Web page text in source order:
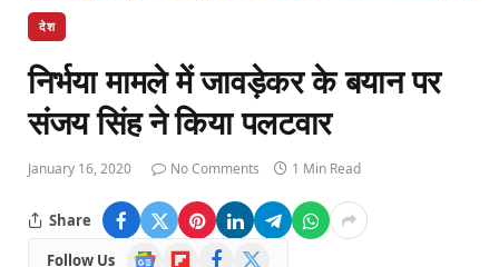
देश
निर्भया मामले में जावड़ेकर के बयान पर
संजय सिंह ने किया पलटवार
January 16, 2020 No Comments 1 Min Read
Share
Follow Us
GoogleFlipboardFacebook